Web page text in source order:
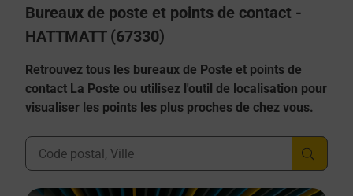
Bureaux de poste et points de contact -
HATTMATT (67330)
Retrouvez tous les bureaux de Poste et points de
contact La Poste ou utilisez l'outil de localisation pour
visualiser les points les plus proches de chez vous.
Ville, Département, Code Postal